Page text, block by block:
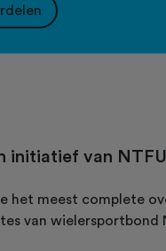
initiatief van
het meest complete
van wielersportbond